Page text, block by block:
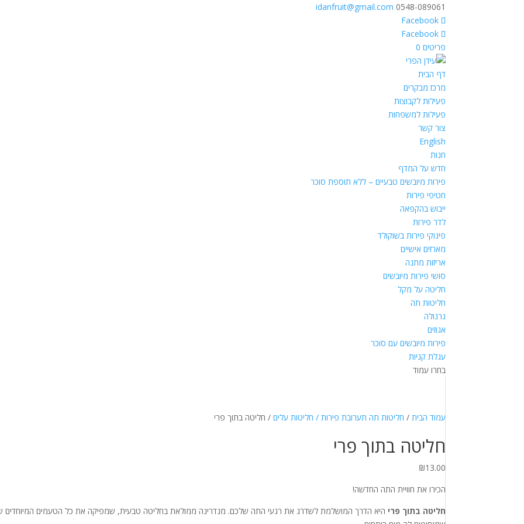
0548-089061
idanfruit@gmail.com
‏Facebook
‏Facebook
פריטים 0
דף הבית
מרכז מבקרים
פעילות לקבוצות
פעילות למשפחות
צור קשר
English
חנות
חדש על המדף
פירות מיובשים טבעיים – ללא תוספת סוכר
חטיפי פירות
ייבוש בהקפאה
לדר פירות
פינוקי פירות בשוקולד
מארזים אישיים
אריזות מתנה
סושי פירות מיובשים
חליטה על מקל
חליטות תה
גרנולה
אגוזים
פירות מיובשים עם סוכר
עגלת קניות
בחרו עמוד
עמוד הבית / חליטות תה תערובת פירות / חליטות עלים / חליטה בתוך פרי
חליטה בתוך פרי
₪13.00
הכירו את חוויית התה החדשה!
חליטה בתוך פרי היא הדרך המושלמת לשדרג את רגעי התה שלכם. מנדרינה ממולאת בחליטה טבעית, שמפיקה את כל הטעמים המיוחדים